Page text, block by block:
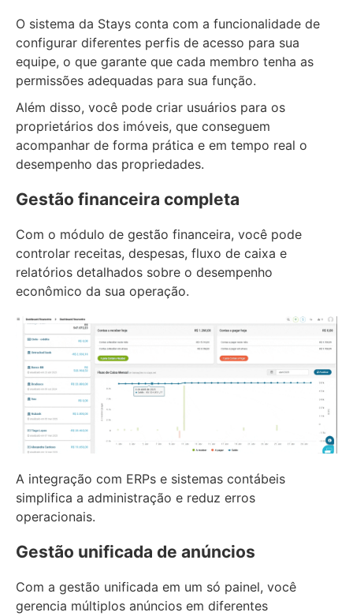
O sistema da Stays conta com a funcionalidade de
configurar diferentes perfis de acesso para sua
equipe, o que garante que cada membro tenha as
permissões adequadas para sua função.
Além disso, você pode criar usuários para os
proprietários dos imóveis, que conseguem
acompanhar de forma prática e em tempo real o
desempenho das propriedades.
Gestão financeira completa
Com o módulo de gestão financeira, você pode
controlar receitas, despesas, fluxo de caixa e
relatórios detalhados sobre o desempenho
econômico da sua operação.
A integração com ERPs e sistemas contábeis
simplifica a administração e reduz erros
operacionais.
Gestão unificada de anúncios
Com a gestão unificada em um só painel, você
gerencia múltiplos anúncios em diferentes